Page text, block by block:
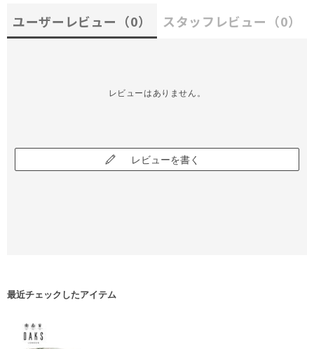
ユーザーレビュー （0） スタッフレビュー （0）
レビューはありません。
レビューを書く
最近チェックしたアイテム